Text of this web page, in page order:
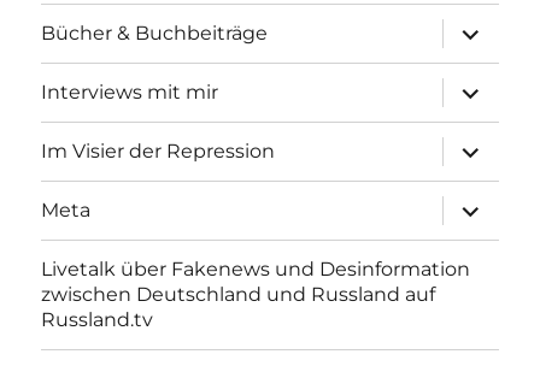
Bücher & Buchbeiträge
anzeigen
Interviews mit mir
anzeigen
Im Visier der Repression
anzeigen
Meta
anzeigen
Livetalk über Fakenews und Desinformation
zwischen Deutschland und Russland auf
Russland.tv